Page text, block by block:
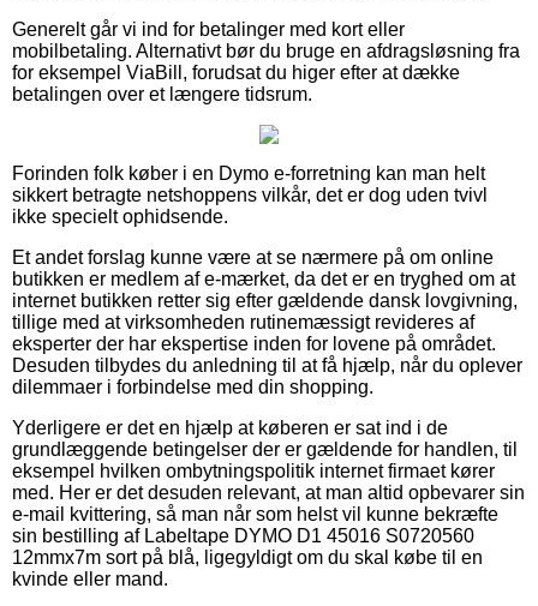
Generelt går vi ind for betalinger med kort eller
mobilbetaling. Alternativt bør du bruge en afdragsløsning fra
for eksempel ViaBill, forudsat du higer efter at dække
betalingen over et længere tidsrum.
Forinden folk køber i en Dymo e-forretning kan man helt
sikkert betragte netshoppens vilkår, det er dog uden tvivl
ikke specielt ophidsende.
Et andet forslag kunne være at se nærmere på om online
butikken er medlem af e-mærket, da det er en tryghed om at
internet butikken retter sig efter gældende dansk lovgivning,
tillige med at virksomheden rutinemæssigt revideres af
eksperter der har ekspertise inden for lovene på området.
Desuden tilbydes du anledning til at få hjælp, når du oplever
dilemmaer i forbindelse med din shopping.
Yderligere er det en hjælp at køberen er sat ind i de
grundlæggende betingelser der er gældende for handlen, til
eksempel hvilken ombytningspolitik internet firmaet kører
med. Her er det desuden relevant, at man altid opbevarer sin
e-mail kvittering, så man når som helst vil kunne bekræfte
sin bestilling af Labeltape DYMO D1 45016 S0720560
12mmx7m sort på blå, ligegyldigt om du skal købe til en
kvinde eller mand.